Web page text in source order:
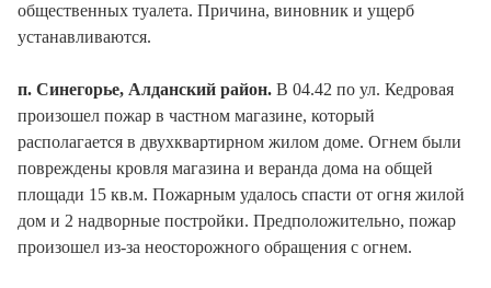
общественных туалета. Причина, виновник и ущерб
устанавливаются.
п. Синегорье, Алданский район. В 04.42 по ул. Кедровая
произошел пожар в частном магазине, который
располагается в двухквартирном жилом доме. Огнем были
повреждены кровля магазина и веранда дома на общей
площади 15 кв.м. Пожарным удалось спасти от огня жилой
дом и 2 надворные постройки. Предположительно, пожар
произошел из-за неосторожного обращения с огнем.